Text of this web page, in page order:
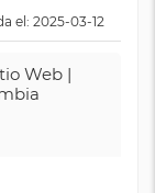
el: 2025-03-12
Web |